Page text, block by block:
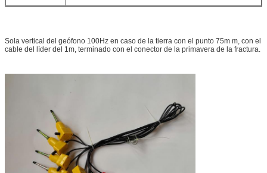
Sola vertical del geófono 100Hz en caso de la tierra con el punto 75m m, con el
cable del líder del 1m, terminado con el conector de la primavera de la fractura.